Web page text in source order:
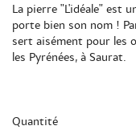
La pierre "L'idéale" est
porte bien son nom !
sert aisément pour les
les Pyrénées, à Saurat.
Quantité